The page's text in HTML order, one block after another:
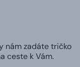
nám zadáte tričko
ceste k Vám.